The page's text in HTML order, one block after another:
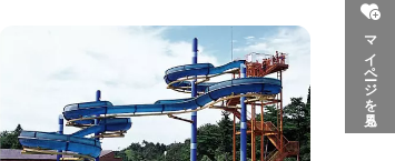
マイページを見る